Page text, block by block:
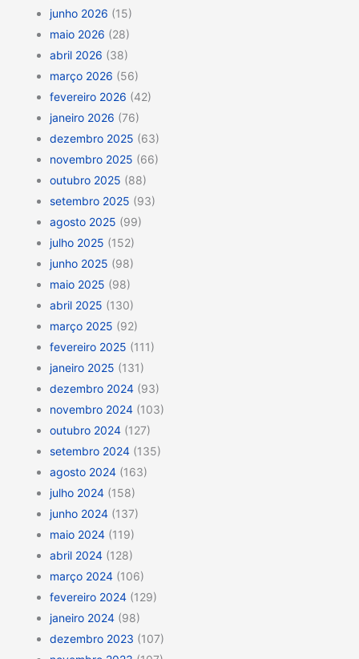
junho 2026 (15)
maio 2026 (28)
abril 2026 (38)
março 2026 (56)
fevereiro 2026 (42)
janeiro 2026 (76)
dezembro 2025 (63)
novembro 2025 (66)
outubro 2025 (88)
setembro 2025 (93)
agosto 2025 (99)
julho 2025 (152)
junho 2025 (98)
maio 2025 (98)
abril 2025 (130)
março 2025 (92)
fevereiro 2025 (111)
janeiro 2025 (131)
dezembro 2024 (93)
novembro 2024 (103)
outubro 2024 (127)
setembro 2024 (135)
agosto 2024 (163)
julho 2024 (158)
junho 2024 (137)
maio 2024 (119)
abril 2024 (128)
março 2024 (106)
fevereiro 2024 (129)
janeiro 2024 (98)
dezembro 2023 (107)